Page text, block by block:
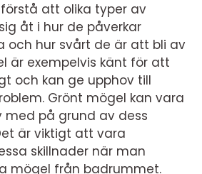
att olika typer av
åt i hur de påverkar
och hur svårt de är att bli av
är exempelvis känt för att
och kan ge upphov till
Grönt mögel kan vara
med på grund av dess
är viktigt att vara
skillnader när man
mögel från badrummet.